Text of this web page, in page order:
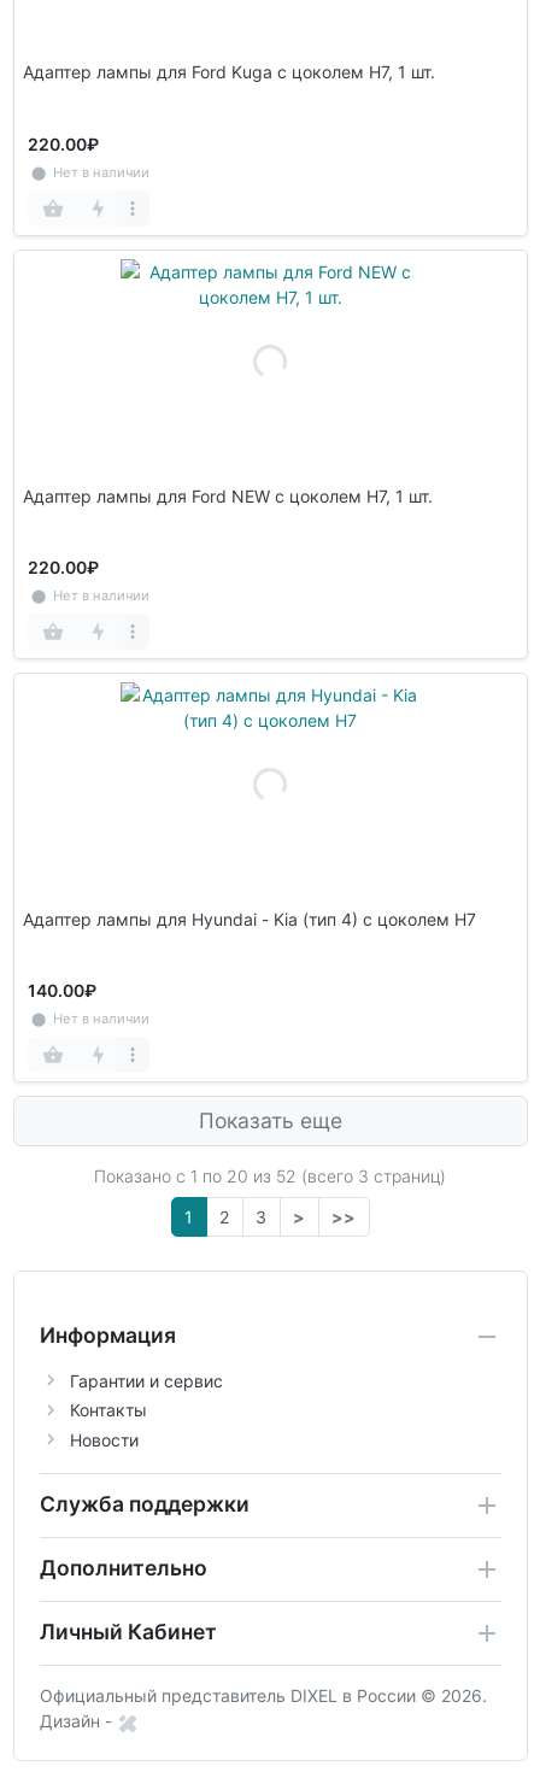
Адаптер лампы для Ford Kuga с цоколем H7, 1 шт.
220.00₽
⬤ Нет в наличии
Адаптер лампы для Ford NEW с цоколем H7, 1 шт.
220.00₽
⬤ Нет в наличии
Адаптер лампы для Hyundai - Kia (тип 4) с цоколем Н7
140.00₽
⬤ Нет в наличии
Показать еще
Показано с 1 по 20 из 52 (всего 3 страниц)
1
2 3 > >>
Информация
Гарантии и сервис
Контакты
Новости
Служба поддержки
Дополнительно
Личный Кабинет
Официальный представитель DIXEL в России © 2026.
Дизайн -